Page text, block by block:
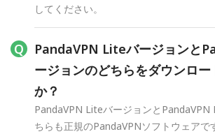
してください。
PandaVPN Liteバージョンと
ージョンのどちらをダウンロ
か？
PandaVPN LiteバージョンとPandaVPN
ちらも正規のPandaVPNソフトウェアで